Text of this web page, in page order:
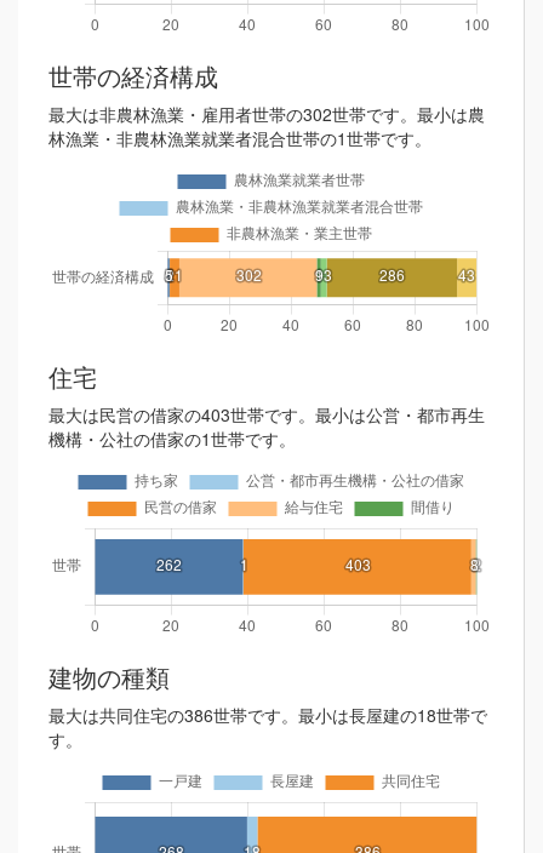
世帯の経済構成
最大は非農林漁業・雇用者世帯の302世帯です。最小は農
林漁業・非農林漁業就業者混合世帯の1世帯です。
住宅
最大は民営の借家の403世帯です。最小は公営・都市再生
機構・公社の借家の1世帯です。
建物の種類
最大は共同住宅の386世帯です。最小は長屋建の18世帯で
す。